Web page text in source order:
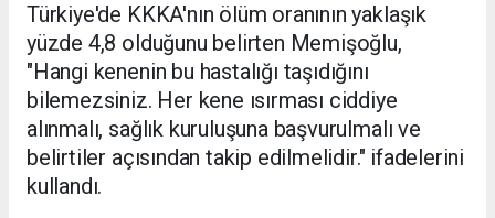
Türkiye'de KKKA'nın ölüm oranının yaklaşık
yüzde 4,8 olduğunu belirten Memişoğlu,
"Hangi kenenin bu hastalığı taşıdığını
bilemezsiniz. Her kene ısırması ciddiye
alınmalı, sağlık kuruluşuna başvurulmalı ve
belirtiler açısından takip edilmelidir." ifadelerini
kullandı.